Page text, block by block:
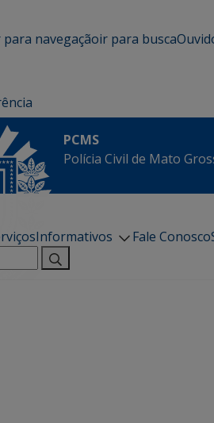
para navegaçãoir para busca
PCMS
Polícia Civil de Mato
Informativos Fale Conosco